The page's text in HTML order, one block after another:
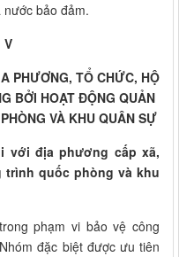
bảo đảm.
V
PHƯƠNG, TỔ CHỨC, HỘ
BỞI HOẠT ĐỘNG QUẢN
VÀ KHU QUÂN SỰ
với địa phương cấp xã,
trình quốc phòng và khu
phạm vi bảo vệ công
đặc biệt được ưu tiên